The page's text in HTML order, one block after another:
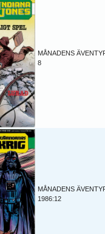
MÅNADENS
8
MÅNADENS
1986:12